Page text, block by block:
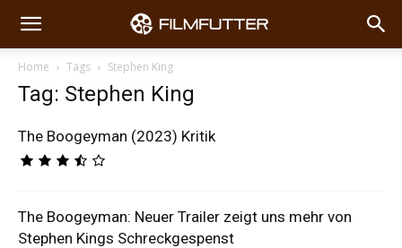
Home Tags Stephen King
Tag: Stephen King
The Boogeyman (2023) Kritik
The Boogeyman: Neuer Trailer zeigt uns mehr von
Stephen Kings Schreckgespenst